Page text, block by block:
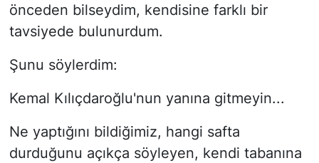
önceden bilseydim, kendisine farklı bir
tavsiyede bulunurdum.
Şunu söylerdim:
Kemal Kılıçdaroğlu'nun yanına gitmeyin...
Ne yaptığını bildiğimiz, hangi safta
durduğunu açıkça söyleyen, kendi tabanına